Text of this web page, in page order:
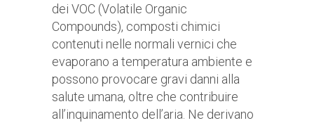
dei VOC (Volatile Organic
Compounds), composti chimici
contenuti nelle normali vernici che
evaporano a temperatura ambiente e
possono provocare gravi danni alla
salute umana, oltre che contribuire
all’inquinamento dell’aria. Ne derivano